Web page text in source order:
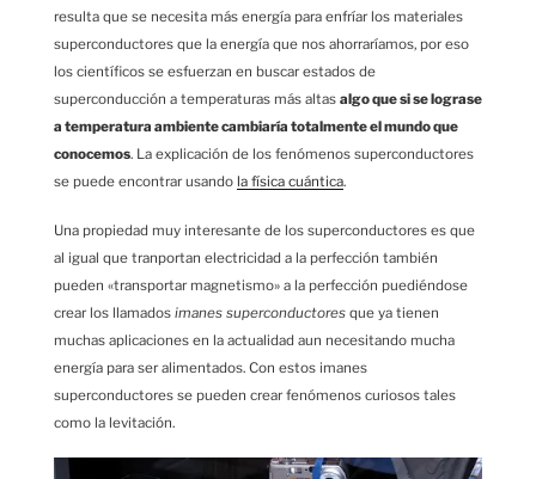
resulta que se necesita más energía para enfríar los materiales
superconductores que la energía que nos ahorraríamos, por eso
los científicos se esfuerzan en buscar estados de
superconducción a temperaturas más altas algo que si se lograse
a temperatura ambiente cambiaría totalmente el mundo que
conocemos. La explicación de los fenómenos superconductores
se puede encontrar usando la física cuántica.
Una propiedad muy interesante de los superconductores es que
al igual que tranportan electricidad a la perfección también
pueden «transportar magnetismo» a la perfección puediéndose
crear los llamados imanes superconductores que ya tienen
muchas aplicaciones en la actualidad aun necesitando mucha
energía para ser alimentados. Con estos imanes
superconductores se pueden crear fenómenos curiosos tales
como la levitación.